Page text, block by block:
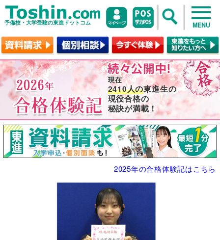
予備校・大学受験の東進ドットコム MENU
2410人の東進生の
現役合格の
秘訣が満載！
2025年の合格体験記はこちら
no image